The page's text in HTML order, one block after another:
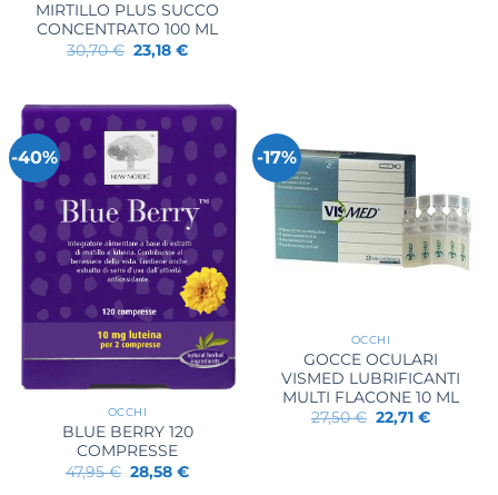
MIRTILLO PLUS SUCCO
CONCENTRATO 100 ML
30,70€ Il
prezzo
30,70 €.
23,18€Il
23,18 €.
-40%
OCCHI
BLUE BERRY 120
COMPRESSE
47,95€ Il
prezzo
28,58€Il
-17%
OCCHI
GOCCE OCULARI
VISMED LUBRIFICANTI
MULTI FLACONE 10 ML
27,50€ Il
prezzo
22,71€Il